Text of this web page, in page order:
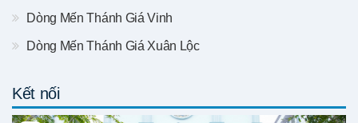
Dòng Mến Thánh Giá Vinh
Dòng Mến Thánh Giá Xuân Lộc
Kết nối